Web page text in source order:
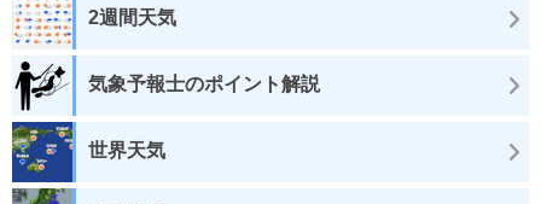
2週間天気
気象予報士のポイント解説
世界天気